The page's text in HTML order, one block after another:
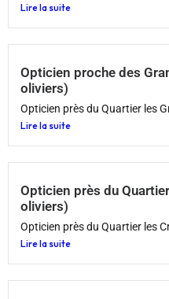
Lire la suite
Opticien proche des
oliviers)
Opticien près du Quartier les
Lire la suite
Opticien près du
oliviers)
Opticien près du Quartier les
Lire la suite